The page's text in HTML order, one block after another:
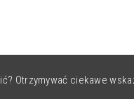
Otrzymywać ciekawe